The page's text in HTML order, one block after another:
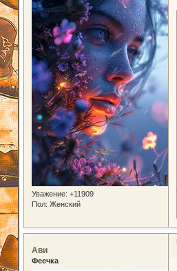
Уважение: +11909
Пол: Женский
Ави
Феечка